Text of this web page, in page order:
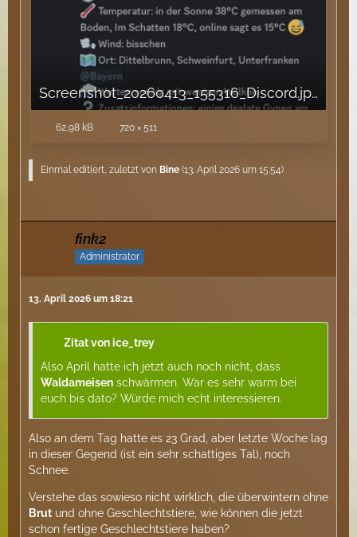
Screenshot_20260413_155316_Discord.jpg
62,98 kB 720 × 511
Einmal editiert, zuletzt von Bine (13. April 2026 um 15:54)
fink2
Administrator
13. April 2026 um 18:21
Zitat von ice_trey
Also April hatte ich jetzt auch noch nicht, dass
Waldameisen schwärmen. War es sehr warm bei
euch bis dato? Würde mich echt interessieren.
Also an dem Tag hatte es 23 Grad, aber letzte Woche lag
in dieser Gegend (ist ein sehr schattiges Tal), noch
Schnee.
Verstehe das sowieso nicht wirklich, die überwintern ohne
Brut und ohne Geschlechtstiere, wie können die jetzt
schon fertige Geschlechtstiere haben?